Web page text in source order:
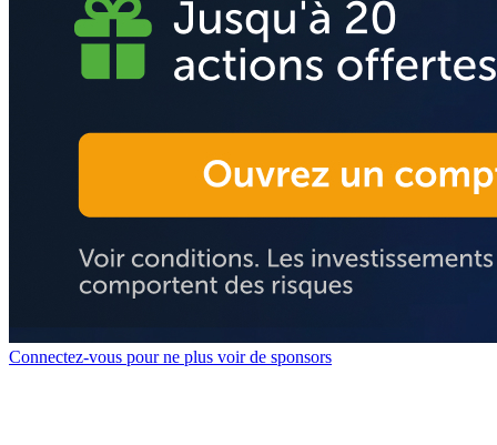
Connectez-vous pour ne plus voir de sponsors